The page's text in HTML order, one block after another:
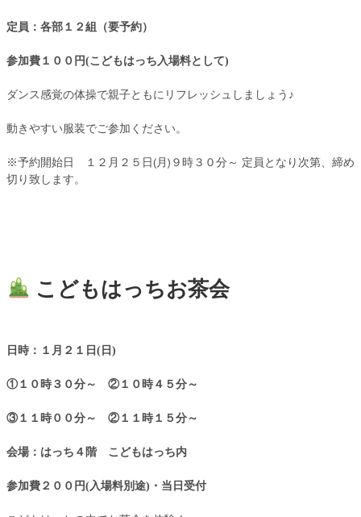
定員：各部１２組（要予約）
参加費１００円(こどもはっち入場料として)
ダンス感覚の体操で親子ともにリフレッシュしましょう♪
動きやすい服装でご参加ください。
※予約開始日 １２月２５日(月)９時３０分～ 定員となり次第、締め
切り致します。
こどもはっちお茶会
日時：１月２１日(日)
①１０時３０分～ ②１０時４５分～
③１１時００分～ ②１１時１５分～
会場：はっち４階 こどもはっち内
参加費２００円(入場料別途)・当日受付